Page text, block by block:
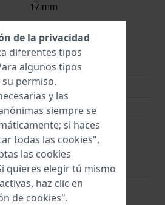
17 mm
Negro
Negro
Hebilla
Oro
las
75 mm
las
115 mm
de la privacidad
diferentes tipos
algunos tipos
permiso.
y las
siempre se
si haces
todas las cookies",
las cookies
quieres elegir tú mismo
haz clic en
de cookies".